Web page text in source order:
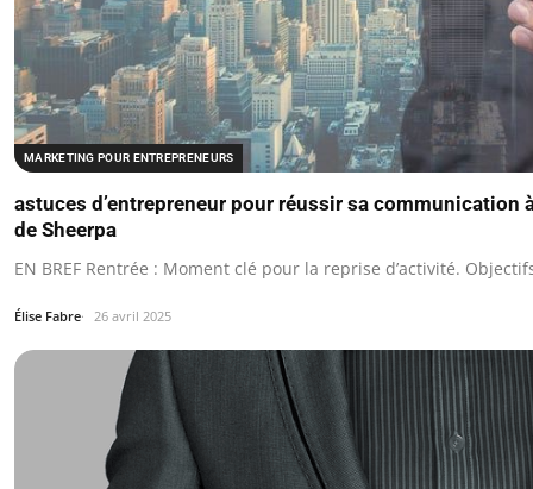
MARKETING POUR ENTREPRENEURS
astuces d’entrepreneur pour réussir sa communication
de Sheerpa
EN BREF Rentrée : Moment clé pour la reprise d’activité.
Élise Fabre 26 avril 2025